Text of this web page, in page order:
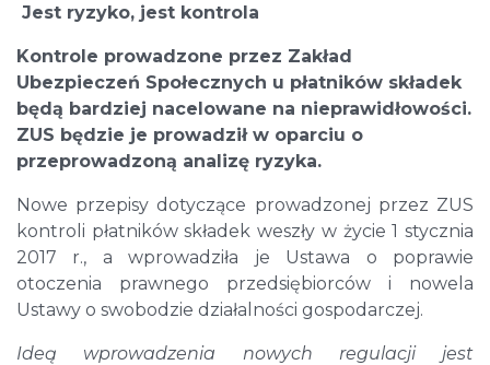
Jest ryzyko, jest kontrola
Kontrole prowadzone przez Zakład
Ubezpieczeń Społecznych u płatników składek
będą bardziej nacelowane na nieprawidłowości.
ZUS będzie je prowadził w oparciu o
przeprowadzoną analizę ryzyka.
Nowe przepisy dotyczące prowadzonej przez ZUS
kontroli płatników składek weszły w życie 1 stycznia
2017 r., a wprowadziła je Ustawa o poprawie
otoczenia prawnego przedsiębiorców i nowela
Ustawy o swobodzie działalności gospodarczej.
Ideą wprowadzenia nowych regulacji jest